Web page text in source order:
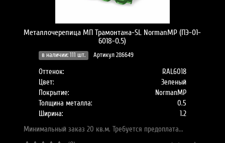
Металлочерепица МП Трамонтана-SL NormanMP (ПЭ-01-
6018-0.5)
в наличии: 111 шт. Артикул 286649
Оттенок:
RAL6018
Цвет:
Зеленый
Покрытие:
NormanMP
Толщина металла:
0.5
Ширина:
1.2
Минимальный заказ 20 кв.м. Требуется предоплата...